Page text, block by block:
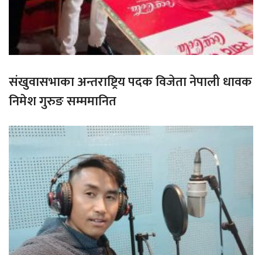
संखुवासभाका अन्तराष्ट्रिय पदक विजेता नेपाली धावक
निमेश गुरुङ सम्ममानित